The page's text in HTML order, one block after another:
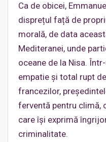
Ca de obicei,
disprețul față de
morală, de data
Mediteranei, unde
oceane de la Nisa.
empatie și total rupt
francezilor,
ferventă pentru climă,
care își exprimă
criminalitate.